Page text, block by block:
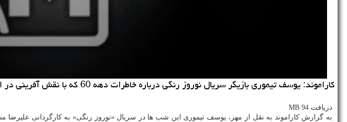
کاراموند: یوسف تیموری بازیگر سریال نوروز رنگی درباره خاطرات دهه 60 که با نقش آفرینی در این سریال بیشتر برایش تداعی شده است، توضیحاتی ارائه نمود.
دریافت 94 MB
به گزارش کاراموند به نقل از مهر، یوسف تیموری این شب ها در سریال «نوروز رنگی» به کارگردانی